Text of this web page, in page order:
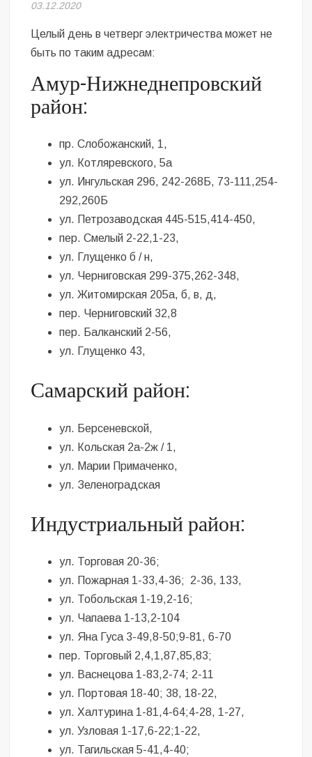
Безугла закликає валити Сирського
Світові бренди одягу та взуття: розвиток ринку та вплив на
сучасну моду
Командувач ВМС Неїжпапа закликав не дестабілізувати ситуацію
навколо керівництва армії
03.12.2020
Целый день в четверг электричества может не
быть по таким адресам:
Амур-Нижнеднепровский
район:
пр. Слобожанский, 1,
ул. Котляревского, 5а
ул. Ингульская 296, 242-268Б, 73-111,254-
292,260Б
ул. Петрозаводская 445-515,414-450,
пер. Смелый 2-22,1-23,
ул. Глущенко б / н,
ул. Черниговская 299-375,262-348,
ул. Житомирская 205а, б, в, д,
пер. Черниговский 32,8
пер. Балканский 2-56,
ул. Глущенко 43,
Самарский район:
ул. Берсеневской,
ул. Кольская 2а-2ж / 1,
ул. Марии Примаченко,
ул. Зеленоградская
Индустриальный район:
ул. Торговая 20-36;
ул. Пожарная 1-33,4-36; 2-36, 133,
ул. Тобольская 1-19,2-16;
ул. Чапаева 1-13,2-104
ул. Яна Гуса 3-49,8-50;9-81, 6-70
пер. Торговый 2,4,1,87,85,83;
ул. Васнецова 1-83,2-74; 2-11
ул. Портовая 18-40; 38, 18-22,
ул. Халтурина 1-81,4-64;4-28, 1-27,
ул. Узловая 1-17,6-22;1-22,
ул. Тагильская 5-41,4-40;